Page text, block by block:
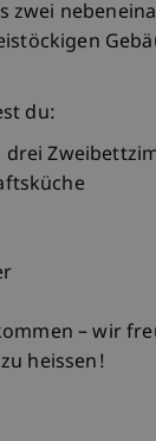
zwei
du:
drei
– wir
heissen!